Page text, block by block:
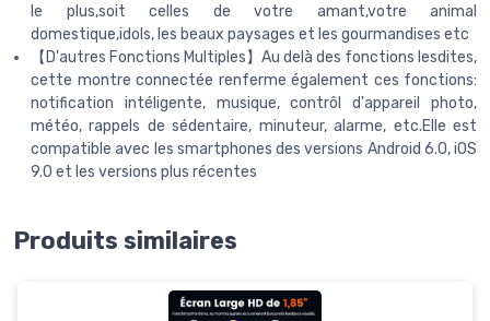
le plus,soit celles de votre amant,votre animal
domestique,idols, les beaux paysages et les gourmandises etc
【D'autres Fonctions Multiples】Au delà des fonctions lesdites,
cette montre connectée renferme également ces fonctions:
notification intéligente, musique, contrôl d'appareil photo,
météo, rappels de sédentaire, minuteur, alarme, etc.Elle est
compatible avec les smartphones des versions Android 6.0, iOS
9.0 et les versions plus récentes
Produits similaires